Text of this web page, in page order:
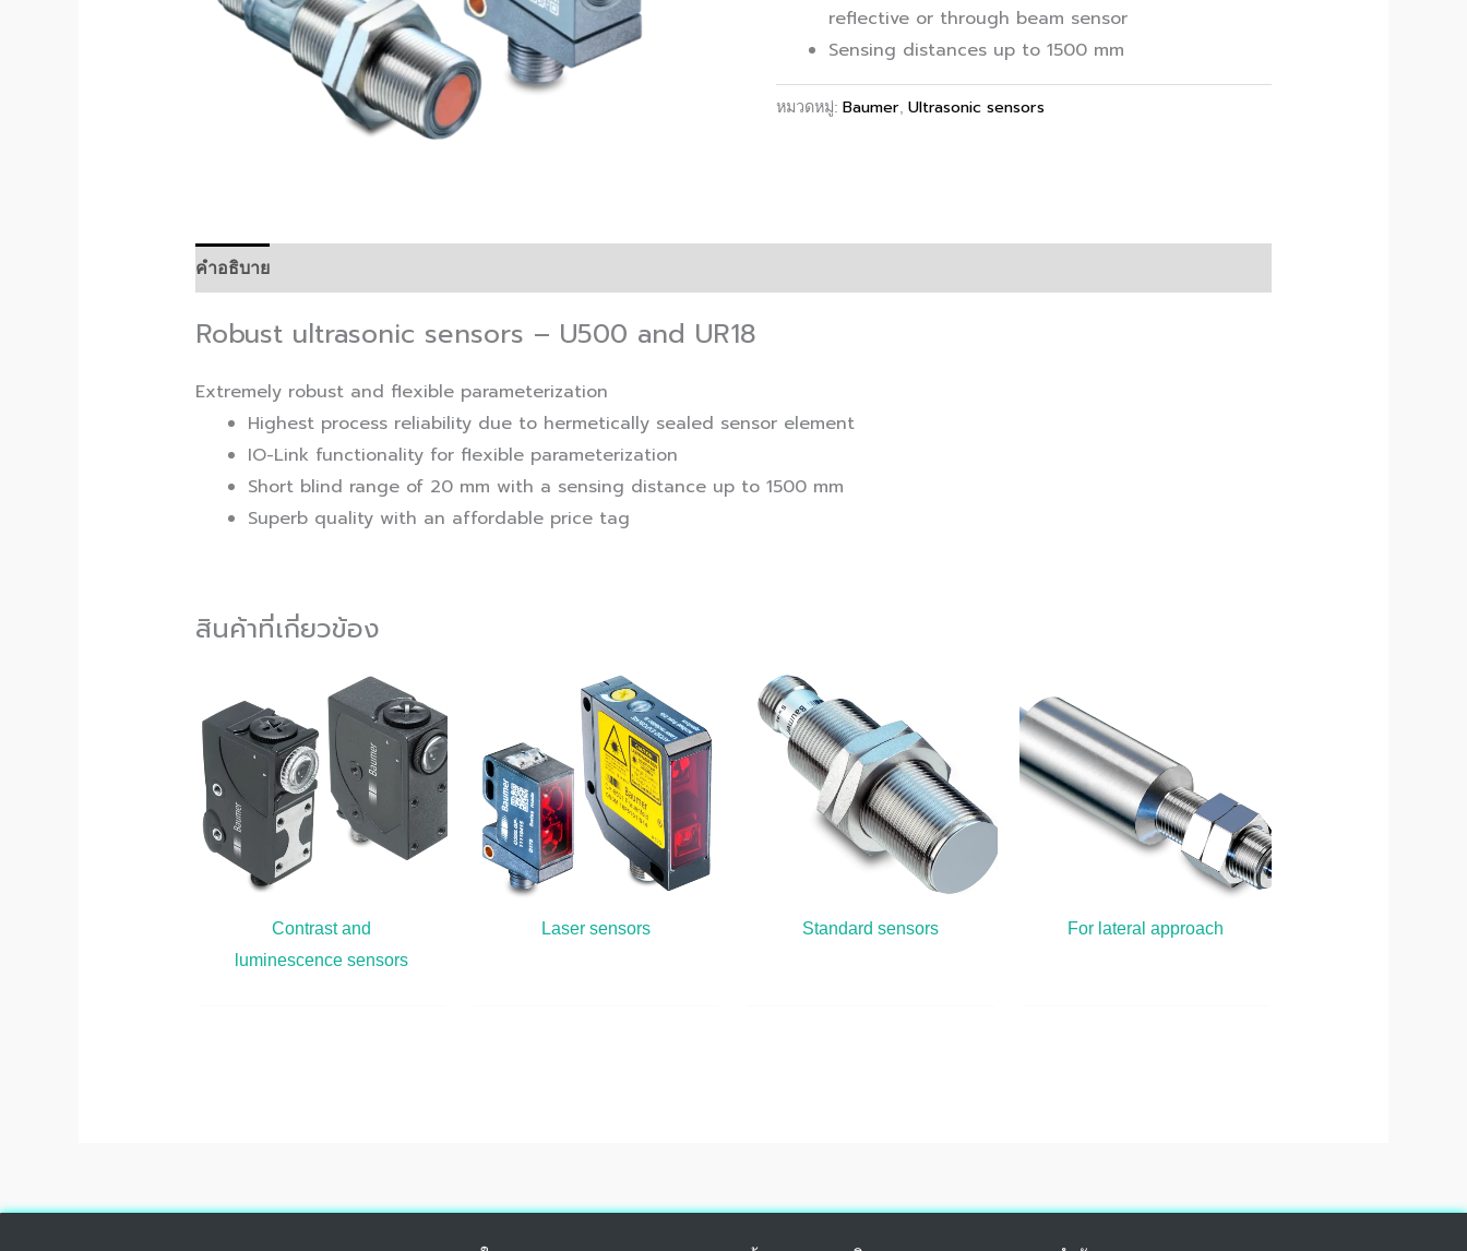
reflective or through beam sensor
Sensing distances up to 1500 mm
หมวดหมู่:Baumer,Ultrasonic sensors
คำอธิบาย
Robust ultrasonic sensors – U500 and UR18
Extremely robust and flexible parameterization
Highest process reliability due to hermetically sealed sensor element
IO-Link functionality for flexible parameterization
Short blind range of 20 mm with a sensing distance up to 1500 mm
Superb quality with an affordable price tag
สินค้าที่เกี่ยวข้อง
Contrast and
luminescence sensors
Laser sensors Standard sensors For lateral approach